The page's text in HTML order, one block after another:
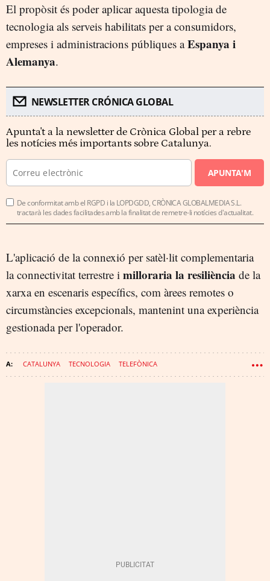
El propòsit és poder aplicar aquesta tipologia de
tecnologia als serveis habilitats per a consumidors,
empreses i administracions públiques aEspanya i
Alemanya.
NEWSLETTER CRÓNICA GLOBAL
Apunta't a la newsletter de Crònica Global per a rebre
les notícies més importants sobre Catalunya.
APUNTA'M
De conformitat amb el RGPD i la LOPDGDD, CRÒNICA GLOBALMEDIA S.L.
tractarà les dades facilitades amb la finalitat de remetre-li notícies d'actualitat.
L'aplicació de la connexió per satèl·lit complementaria
la connectivitat terrestre i milloraria la resiliència de la
xarxa en escenaris específics, com àrees remotes o
circumstàncies excepcionals, mantenint una experiència
gestionada per l'operador.
CATALUNYA TECNOLOGIA TELEFÒNICA